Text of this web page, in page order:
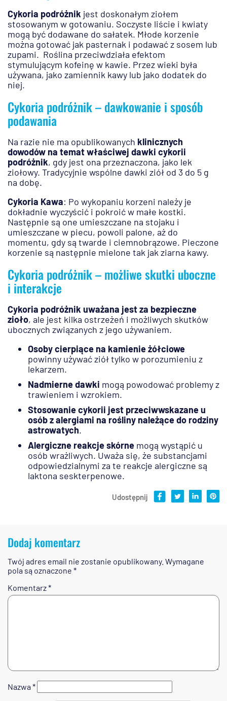
Cykoria podróżnik jest doskonałym ziołem
stosowanym w gotowaniu. Soczyste liście i kwiaty
mogą być dodawane do sałatek. Młode korzenie
można gotować jak pasternak i podawać z sosem lub
zupami. Roślina przeciwdziała efektom
stymulującym kofeinę w kawie. Przez wieki była
używana, jako zamiennik kawy lub jako dodatek do
niej.
Cykoria podróżnik – dawkowanie i sposób
podawania
Na razie nie ma opublikowanych klinicznych
dowodów na temat właściwej dawki cykorii
podróżnik, gdy jest ona przeznaczona, jako lek
ziołowy. Tradycyjnie wspólne dawki ziół od 3 do 5 g
na dobę.
Cykoria Kawa: Po wykopaniu korzeni należy je
dokładnie wyczyścić i pokroić w małe kostki.
Następnie są one umieszczane na stojaku i
umieszczane w piecu, powoli palone, aż do
momentu, gdy są twarde i ciemnobrązowe. Pieczone
korzenie są następnie mielone tak jak ziarna kawy.
Cykoria podróżnik – możliwe skutki uboczne
i interakcje
Cykoria podróżnik uważana jest za bezpieczne
zioło, ale jest kilka ostrzeżeń i możliwych skutków
ubocznych związanych z jego używaniem.
Osoby cierpiące na kamienie żółciowe
powinny używać ziół tylko w porozumieniu z
lekarzem.
Nadmierne dawki mogą powodować problemy z
trawieniem i wzrokiem.
Stosowanie cykorii jest przeciwwskazane u
osób z alergiami na rośliny należące do rodziny
astrowatych.
Alergiczne reakcje skórne mogą wystąpić u
osób wrażliwych. Uważa się, że substancjami
odpowiedzialnymi za te reakcje alergiczne są
laktona seskterpenowe.
Udostępnij
Dodaj komentarz
Twój adres email nie zostanie opublikowany. Wymagane
pola są oznaczone *
Komentarz*
Nazwa *